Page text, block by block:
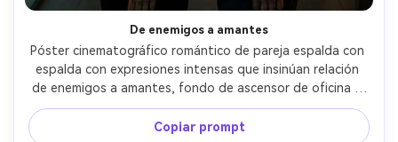
De enemigos a amantes
Póster cinematográfico romántico de pareja espalda con
espalda con expresiones intensas que insinúan relación
de enemigos a amantes, fondo de ascensor de oficina o
pasillo elegante, vestuario moderno, ella con blazer negro
y delineado llamativo, él con traje gris carbón, iluminación
Copiar prompt